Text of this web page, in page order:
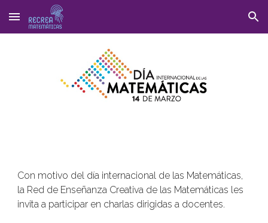
Skip to main content Skip to navigation
Con motivo del día internacional de las Matemáticas,
la Red de Enseñanza Creativa de las Matemáticas les
invita a participar en charlas dirigidas a docentes.